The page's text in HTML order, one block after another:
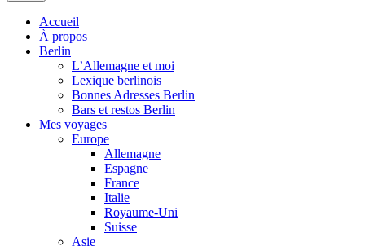
Accueil
À propos
Berlin
L’Allemagne et moi
Lexique berlinois
Bonnes Adresses Berlin
Bars et restos Berlin
Mes voyages
Europe
Allemagne
Espagne
France
Italie
Royaume-Uni
Suisse
Asie